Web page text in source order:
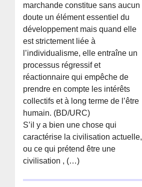
marchande constitue sans aucun
doute un élément essentiel du
développement mais quand elle
est strictement liée à
l’individualisme, elle entraîne un
processus régressif et
réactionnaire qui empêche de
prendre en compte les intérêts
collectifs et à long terme de l’être
humain. (BD/URC)
S’il y a bien une chose qui
caractérise la civilisation actuelle,
ou ce qui prétend être une
civilisation , (…)